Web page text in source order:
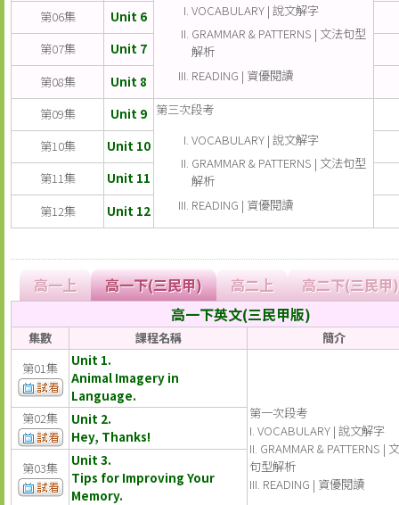
VOCABULARY | 說文解字
GRAMMAR & PATTERNS | 文法句型
解析
READING | 資優閱讀
第06集
Unit 6
第07集
Unit 7
第08集
Unit 8
第09集
Unit 9 第三次段考
VOCABULARY | 說文解字
GRAMMAR & PATTERNS | 文法句型
解析
READING | 資優閱讀
第10集
Unit 10
第11集
Unit 11
第12集
Unit 12
高一上 高一下(三民甲) 高二上
高二下(三民甲)
高一下英文(三民甲版)
集數 課程名稱
簡介
第01集
Unit 1.
Animal Imagery in
Language.
第一次段考
I. VOCABULARY | 說文解字
II. GRAMMAR & PATTERNS |
句型解析
III. READING | 資優閱讀
第02集
Unit 2.
Hey, Thanks!
第03集
Unit 3.
Tips for Improving Your
Memory.